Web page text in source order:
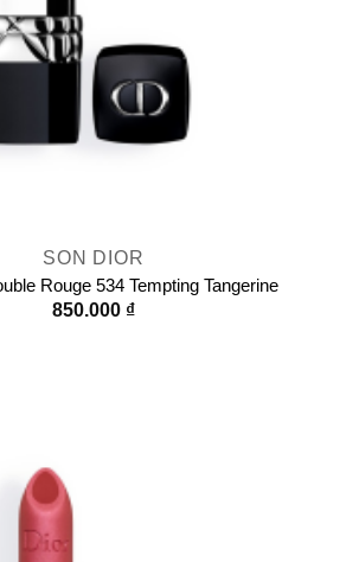
SON DIOR
Rouge 534 Tempting Tangerine
850.000 ₫